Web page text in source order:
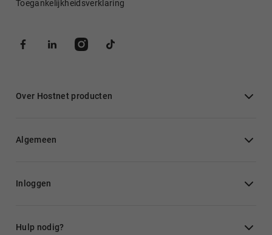
Toegankelijkheidsverklaring
Over Hostnet producten
Algemeen
Inloggen
Hulp nodig?